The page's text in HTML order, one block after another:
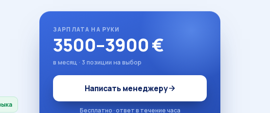
ЗАРПЛАТА НА РУКИ
3500–3900 €
в месяц · 3 позиции на выбор
Написать менеджеру
Бесплатно · ответ в течение часа